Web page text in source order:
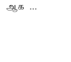
ஆக ...